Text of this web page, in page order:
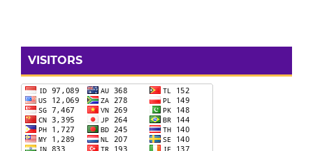
VISITORS